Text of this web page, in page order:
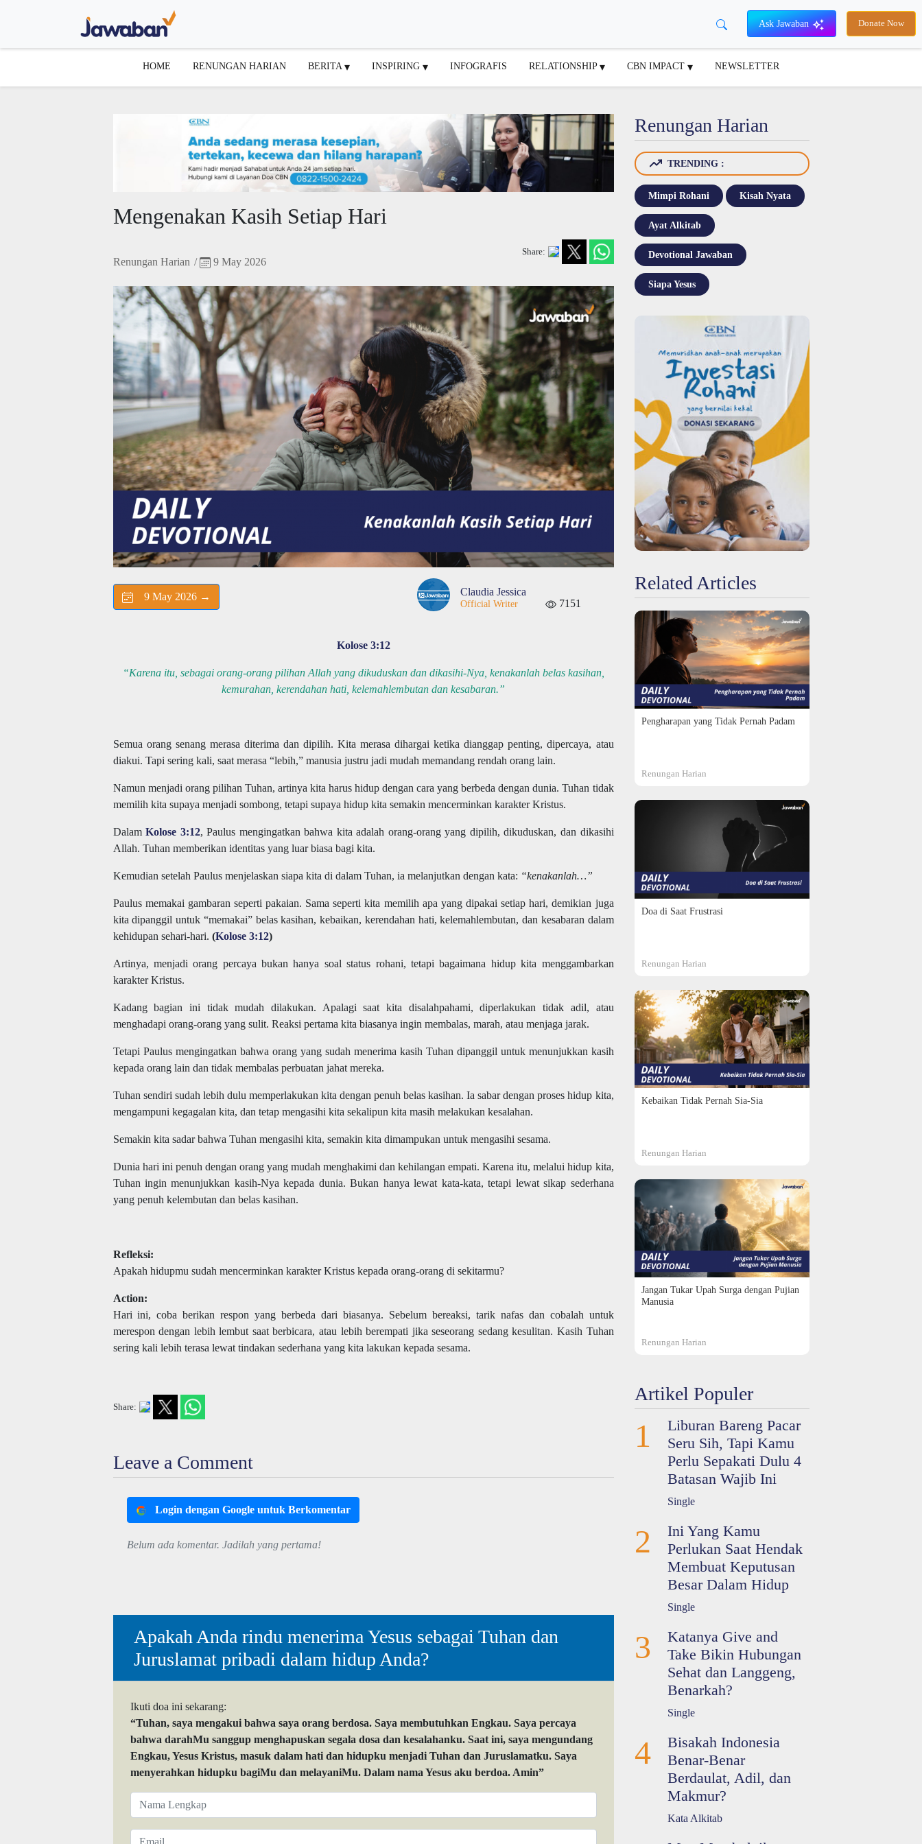
Ask Jawaban Donate Now
HOME RENUNGAN HARIAN BERITA INSPIRING INFOGRAFIS RELATIONSHIP CBN IMPACT NEWSLETTER
Mengenakan Kasih Setiap Hari
Renungan Harian / 9 May 2026
Share:
9 May 2026 → Claudia Jessica
Official Writer 7151
Kolose 3:12
“Karena itu, sebagai orang-orang pilihan Allah yang dikuduskan dan dikasihi-Nya, kenakanlah belas kasihan,
kemurahan, kerendahan hati, kelemahlembutan dan kesabaran.”
Semua orang senang merasa diterima dan dipilih. Kita merasa dihargai ketika dianggap penting, dipercaya, atau
diakui. Tapi sering kali, saat merasa “lebih,” manusia justru jadi mudah memandang rendah orang lain.
Namun menjadi orang pilihan Tuhan, artinya kita harus hidup dengan cara yang berbeda dengan dunia. Tuhan tidak
memilih kita supaya menjadi sombong, tetapi supaya hidup kita semakin mencerminkan karakter Kristus.
DalamKolose 3:12, Paulus mengingatkan bahwa kita adalah orang-orang yang dipilih, dikuduskan, dan dikasihi
Allah. Tuhan memberikan identitas yang luar biasa bagi kita.
Kemudian setelah Paulus menjelaskan siapa kita di dalam Tuhan, ia melanjutkan dengan kata: “kenakanlah…”
Paulus memakai gambaran seperti pakaian. Sama seperti kita memilih apa yang dipakai setiap hari, demikian juga
kita dipanggil untuk “memakai” belas kasihan, kebaikan, kerendahan hati, kelemahlembutan, dan kesabaran dalam
kehidupan sehari-hari. (Kolose 3:12)
Artinya, menjadi orang percaya bukan hanya soal status rohani, tetapi bagaimana hidup kita menggambarkan
karakter Kristus.
Kadang bagian ini tidak mudah dilakukan. Apalagi saat kita disalahpahami, diperlakukan tidak adil, atau
menghadapi orang-orang yang sulit. Reaksi pertama kita biasanya ingin membalas, marah, atau menjaga jarak.
Tetapi Paulus mengingatkan bahwa orang yang sudah menerima kasih Tuhan dipanggil untuk menunjukkan kasih
kepada orang lain dan tidak membalas perbuatan jahat mereka.
Tuhan sendiri sudah lebih dulu memperlakukan kita dengan penuh belas kasihan. Ia sabar dengan proses hidup kita,
mengampuni kegagalan kita, dan tetap mengasihi kita sekalipun kita masih melakukan kesalahan.
Semakin kita sadar bahwa Tuhan mengasihi kita, semakin kita dimampukan untuk mengasihi sesama.
Dunia hari ini penuh dengan orang yang mudah menghakimi dan kehilangan empati. Karena itu, melalui hidup kita,
Tuhan ingin menunjukkan kasih-Nya kepada dunia. Bukan hanya lewat kata-kata, tetapi lewat sikap sederhana
yang penuh kelembutan dan belas kasihan.
Refleksi:
Apakah hidupmu sudah mencerminkan karakter Kristus kepada orang-orang di sekitarmu?
Action:
Hari ini, coba berikan respon yang berbeda dari biasanya. Sebelum bereaksi, tarik nafas dan cobalah untuk
merespon dengan lebih lembut saat berbicara, atau lebih berempati jika seseorang sedang kesulitan. Kasih Tuhan
sering kali lebih terasa lewat tindakan sederhana yang kita lakukan kepada sesama.
Share:
Leave a Comment
Login dengan Google untuk Berkomentar
Belum ada komentar. Jadilah yang pertama!
Apakah Anda rindu menerima Yesus sebagai Tuhan dan
Juruslamat pribadi dalam hidup Anda?
Ikuti doa ini sekarang:
“Tuhan, saya mengakui bahwa saya orang berdosa. Saya membutuhkan Engkau. Saya percaya
bahwa darahMu sanggup menghapuskan segala dosa dan kesalahanku. Saat ini, saya mengundang
Engkau, Yesus Kristus, masuk dalam hati dan hidupku menjadi Tuhan dan Juruslamatku. Saya
menyerahkan hidupku bagiMu dan melayaniMu. Dalam nama Yesus aku berdoa. Amin”
Renungan Harian
TRENDING :
Mimpi Rohani Kisah Nyata
Ayat Alkitab
Devotional Jawaban
Siapa Yesus
Related Articles
Pengharapan yang Tidak Pernah Padam
Renungan Harian
Doa di Saat Frustrasi
Renungan Harian
Kebaikan Tidak Pernah Sia-Sia
Renungan Harian
Jangan Tukar Upah Surga dengan Pujian
Manusia
Renungan Harian
Artikel Populer
1
Liburan Bareng Pacar
Seru Sih, Tapi Kamu
Perlu Sepakati Dulu 4
Batasan Wajib Ini
Single
2
Ini Yang Kamu
Perlukan Saat Hendak
Membuat Keputusan
Besar Dalam Hidup
Single
3
Katanya Give and
Take Bikin Hubungan
Sehat dan Langgeng,
Benarkah?
Single
4
Bisakah Indonesia
Benar-Benar
Berdaulat, Adil, dan
Makmur?
Kata Alkitab